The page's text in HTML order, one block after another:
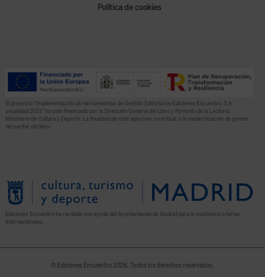
Política de cookies
El proyecto “Implementación de herramientas de Gestión Editorial en Ediciones Encuentro, S.A.
anualidad 2022” ha sido financiado por la Dirección General del Libro y Fomento de la Lectura,
Ministerio de Cultura y Deporte. La finalidad de este apoyo es contribuir a la modernización de pymes
del sector del libro.
Ediciones Encuentro ha recibido una ayuda del Ayuntamiento de Madrid para la asistencia a ferias
internacionales.
© Ediciones Encuentro 2026. Todos los derechos reservados.